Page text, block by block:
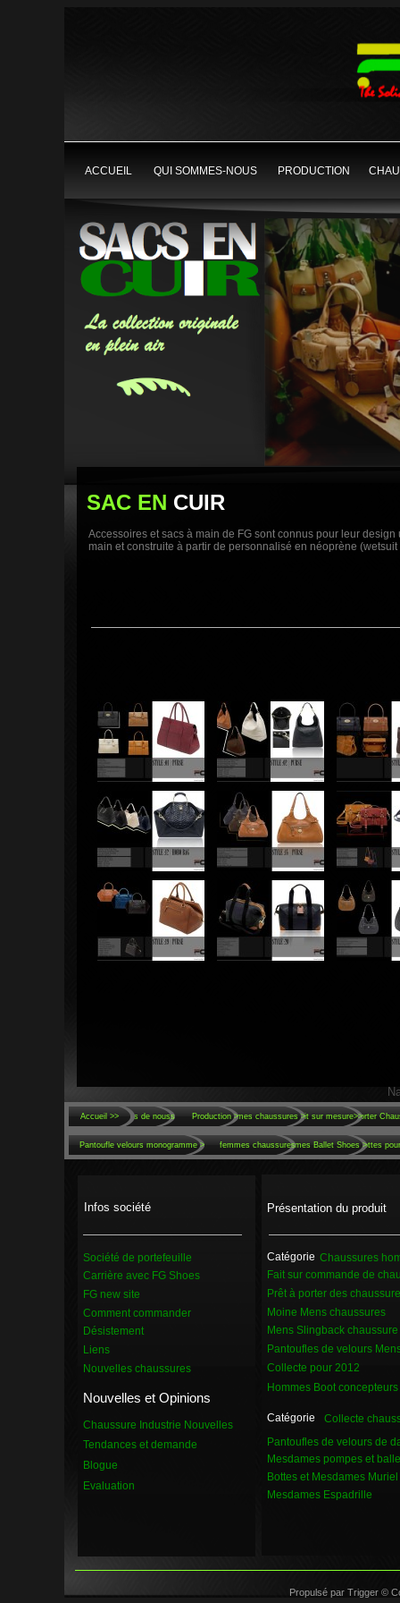
SAC EN CUIR
Accessoires et sacs à main de FG sont connus pour leur
main et construite à partir de personnalisé en néoprène
ACCUEIL QUI SOMMES-NOUS PRODUCTION
Propulsé par Trigger ©
Infos société Présentation du produit
Carrière avec FG Shoes
Société de portefeuille
FG new site
Comment commander
Désistement
Liens
Nouvelles chaussures
Nouvelles et Opinions
Tendances et demande
Blogue
Evaluation
Fait sur commande de
Prêt à porter des
Moine Mens chaussures
Mens Slingback chaussure
Pantoufles de velours
Collecte pour 2012
Hommes Boot concepteurs
Pantoufles de velours de
Mesdames pompes et
Bottes et Mesdames
Mesdames Espadrille
Catégorie
Catégorie
Bottes
Femmes Ballet Shoes >
femmes chaussures
Pantoufle velours monogramme>
Prêt-à-porter
fait sur mesure>>
Hommes chaussures >
Production>
À propos de nouss
Accueil >>
Chaussures
Chaussure Industrie Nouvelles Collecte